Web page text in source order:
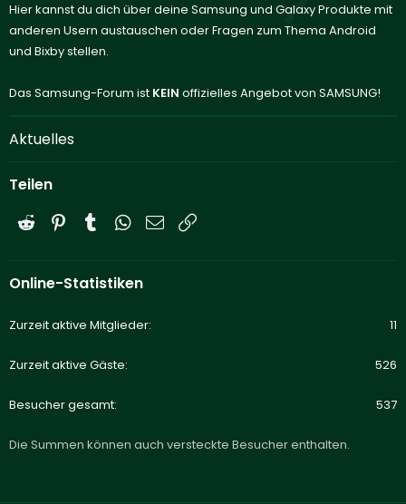
Hier kannst du dich über deine Samsung und Galaxy Produkte mit
anderen Usern austauschen oder Fragen zum Thema Android
und Bixby stellen.
Das Samsung-Forum ist KEIN offizielles Angebot von SAMSUNG!
Aktuelles
Teilen
Reddit PinterestTumblrWhatsApp
E-Mail
Online-Statistiken
Zurzeit aktive Mitglieder 11
Zurzeit aktive Gäste 526
Besucher gesamt 537
Die Summen können auch versteckte Besucher enthalten.